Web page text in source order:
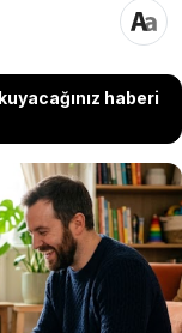
haberi
yaşadıkları her
yerine,
almalarına ve